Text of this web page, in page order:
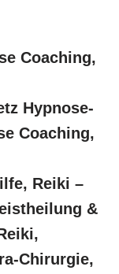
Coaching,
Hypnose-
Coaching,
Reiki –
&
Chirurgie,